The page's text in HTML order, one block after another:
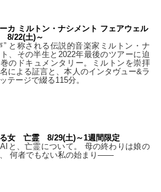
カ ミルトン・ナシメント フェアウェル
8/22(土)～
” と称される伝説的音楽家ミルトン・ナ
、その半生と2022年最後のツアーに迫
のドキュメンタリー。ミルトンを崇拝
による証言と、本人のインタヴュー&ラ
テージで綴る115分。
女 亡霊 8/29(土)～1週間限定
と、亡霊について。 母の終わりは娘の
何者でもない私の始まり――